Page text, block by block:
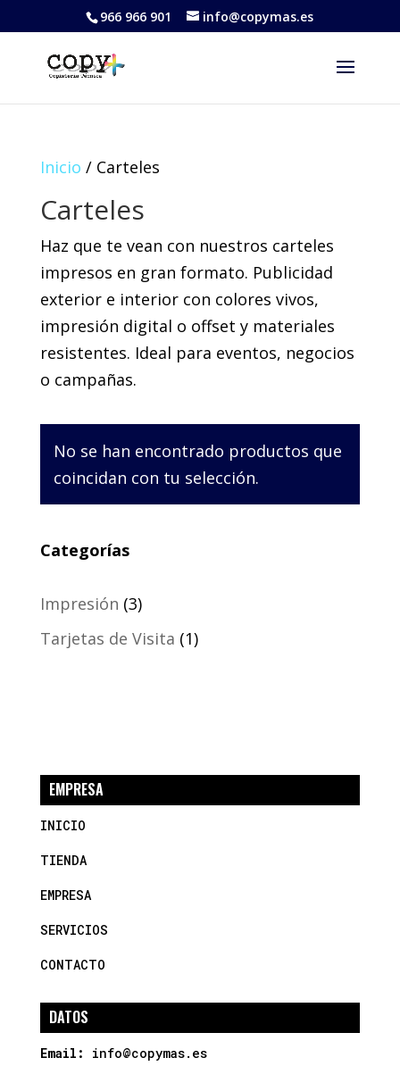
966 966 901 info@copymas.es
Inicio / Carteles
Carteles
Haz que te vean con nuestros carteles
impresos en gran formato. Publicidad
exterior e interior con colores vivos,
impresión digital o offset y materiales
resistentes. Ideal para eventos, negocios
o campañas.
No se han encontrado productos que
coincidan con tu selección.
Categorías
Impresión 33
productos
Tarjetas de Visita 11
EMPRESA
INICIO
TIENDA
EMPRESA
SERVICIOS
CONTACTO
DATOS
Email: info@copymas.es